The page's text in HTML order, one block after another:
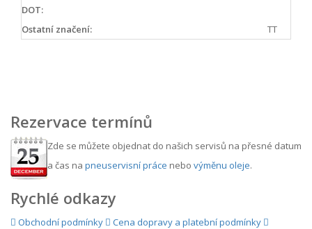
DOT:
Ostatní značení:
TT
Rezervace termínů
Zde se můžete objednat do našich servisů na přesné datum
a čas na pneuservisní práce nebo výměnu oleje.
Rychlé odkazy
Obchodní podmínky
Cena dopravy a platební podmínky